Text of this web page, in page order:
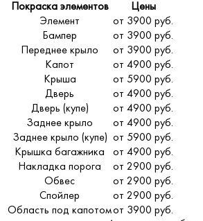
Покраска элементов
Цены
Элемент
от 3900 руб.
Бампер
от 3900 руб.
Переднее крыло
от 3900 руб.
Капот
от 4900 руб.
Крыша
от 5900 руб.
Дверь
от 4900 руб.
Дверь (купе)
от 4900 руб.
Заднее крыло
от 4900 руб.
Заднее крыло (купе) от 5900 руб.
Крышка багажника
от 4900 руб.
Накладка порога
от 2900 руб.
Обвес
от 2900 руб.
Спойлер
от 2900 руб.
Область под капотомот 3900 руб.